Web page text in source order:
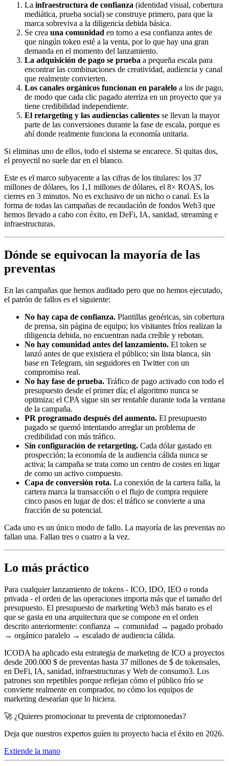
La infraestructura de confianza (identidad visual, cobertura
mediática, prueba social) se construye primero, para que la
marca sobreviva a la diligencia debida básica.
Se crea una comunidad en torno a esa confianza antes de
que ningún token esté a la venta, por lo que hay una gran
demanda en el momento del lanzamiento.
La adquisición de pago se prueba a pequeña escala para
encontrar las combinaciones de creatividad, audiencia y canal
que realmente convierten.
Los canales orgánicos funcionan en paralelo a los de pago,
de modo que cada clic pagado aterriza en un proyecto que ya
tiene credibilidad independiente.
El retargeting y las audiencias calientes se llevan la mayor
parte de las conversiones durante la fase de escala, porque es
ahí donde realmente funciona la economía unitaria.
Si eliminas uno de ellos, todo el sistema se encarece. Si quitas dos,
el proyectil no suele dar en el blanco.
Este es el marco subyacente a las cifras de los titulares: los 37
millones de dólares, los 1,1 millones de dólares, el 8× ROAS, los
cierres en 3 minutos. No es exclusivo de un nicho o canal. Es la
forma de todas las campañas de recaudación de fondos Web3 que
hemos llevado a cabo con éxito, en DeFi, IA, sanidad, streaming e
infraestructuras.
Dónde se equivocan la mayoría de las
preventas
En las campañas que hemos auditado pero que no hemos ejecutado,
el patrón de fallos es el siguiente:
No hay capa de confianza. Plantillas genéricas, sin cobertura
de prensa, sin página de equipo; los visitantes fríos realizan la
diligencia debida, no encuentran nada creíble y rebotan.
No hay comunidad antes del lanzamiento. El token se
lanzó antes de que existiera el público; sin lista blanca, sin
base en Telegram, sin seguidores en Twitter con un
compromiso real.
No hay fase de prueba. Tráfico de pago activado con todo el
presupuesto desde el primer día; el algoritmo nunca se
optimiza; el CPA sigue sin ser rentable durante toda la ventana
de la campaña.
PR programado después del aumento. El presupuesto
pagado se quemó intentando arreglar un problema de
credibilidad con más tráfico.
Sin configuración de retargeting. Cada dólar gastado en
prospección; la economía de la audiencia cálida nunca se
activa; la campaña se trata como un centro de costes en lugar
de como un activo compuesto.
Capa de conversión rota. La conexión de la cartera falla, la
cartera marca la transacción o el flujo de compra requiere
cinco pasos en lugar de dos: el tráfico se convierte a una
fracción de su potencial.
Cada uno es un único modo de fallo. La mayoría de las preventas no
fallan una. Fallan tres o cuatro a la vez.
Lo más práctico
Para cualquier lanzamiento de tokens - ICO, IDO, IEO o ronda
privada - el orden de las operaciones importa más que el tamaño del
presupuesto. El presupuesto de marketing Web3 más barato es el
que se gasta en una arquitectura que se compone en el orden
descrito anteriormente: confianza → comunidad → pagado probado
→ orgánico paralelo → escalado de audiencia cálida.
ICODA ha aplicado esta estrategia de marketing de ICO a proyectos
desde 200.000 $ de preventas hasta 37 millones de $ de tokensales,
en DeFi, IA, sanidad, infraestructuras y Web de consumo3. Los
patrones son repetibles porque reflejan cómo el público frío se
convierte realmente en comprador, no cómo los equipos de
marketing desearían que lo hiciera.
🚀 ¿Quieres promocionar tu preventa de criptomonedas?
Deja que nuestros expertos guíen tu proyecto hacia el éxito en 2026.
Extiende la mano